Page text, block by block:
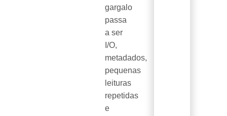
gargalo
passa
a ser
I/O,
metadados,
pequenas
leituras
repetidas
e